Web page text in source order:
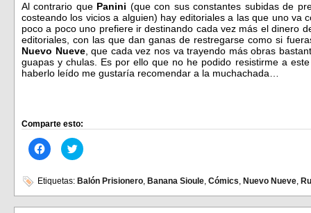
Al contrario que Panini (que con sus constantes subidas de
costeando los vicios a alguien) hay editoriales a las que uno va
poco a poco uno prefiere ir destinando cada vez más el dinero
editoriales, con las que dan ganas de restregarse como si
Nuevo Nueve, que cada vez nos va trayendo más obras
guapas y chulas. Es por ello que no he podido resistirme a
haberlo leído me gustaría recomendar a la muchachada…
Comparte esto:
Haz
clic
en
Facebook
(Se
abre
Haz
clic
en
(Se
abre
Etiquetas: Balón Prisionero, Banana Sioule, Cómics, Nuevo Nueve,